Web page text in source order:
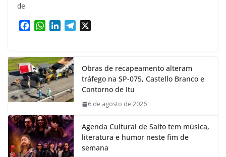
de
e
b
o
o
k
W
t
s
A
p
p
k
e
d
I
n
m
Obras de recapeamento alteram
tráfego na SP-075, Castello Branco e
Contorno de Itu
6 de agosto de 2026
Agenda Cultural de Salto tem música,
literatura e humor neste fim de
semana